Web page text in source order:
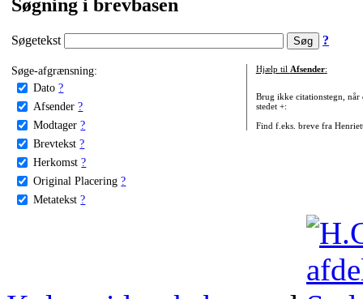
Søgning i brevbasen
Søgetekst ?
Søge-afgrænsning:
Dato ?
Afsender ?
Modtager ?
Brevtekst ?
Herkomst ?
Original Placering ?
Metatekst ?
Hjælp til Afsender:
Brug ikke citationstegn, når
stedet +:
Find f.eks. breve fra